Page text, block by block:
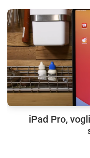
iPad Pro,